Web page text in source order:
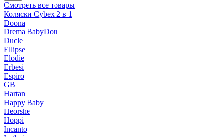
Смотреть все товары
Коляски Cybex 2 в 1
Doona
Drema BabyDou
Ducle
Ellipse
Elodie
Erbesi
Espiro
GB
Hartan
Happy Baby
Heorshe
Hoppi
Incanto